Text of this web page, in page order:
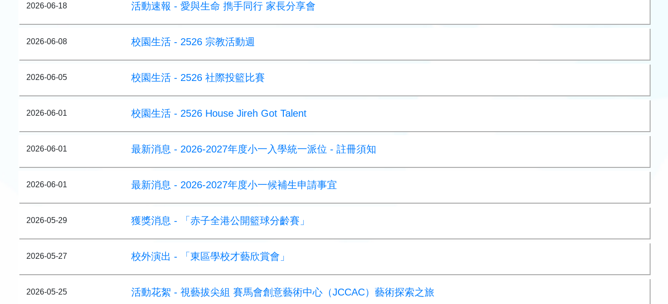
2026-06-18 活動速報 - 愛與生命 擕手同行 家長分享會
2026-06-08 校園生活 - 2526 宗教活動週
2026-06-05 校園生活 - 2526 社際投籃比賽
2026-06-01 校園生活 - 2526 House Jireh Got Talent
2026-06-01 最新消息 - 2026-2027年度小一入學統一派位 - 註冊須知
2026-06-01 最新消息 - 2026-2027年度小一候補生申請事宜
2026-05-29 獲獎消息 - 「赤子全港公開籃球分齡賽」
2026-05-27 校外演出 - 「東區學校才藝欣賞會」
2026-05-25 活動花絮 - 視藝拔尖組 賽馬會創意藝術中心（JCCAC）藝術探索之旅